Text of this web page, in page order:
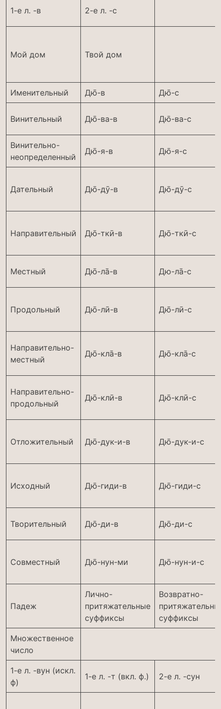
1-е л. -в 2-е л. -с
Мой дом Твой дом
Именительный Дю̄-в Дю̄-с
Винительный Дю̄-ва-в Дю̄-ва-с
Винительно-
неопределенный
Дю̄-я-в Дю̄-я-с
Дательный Дю̄-дӯ-в Дю̄-дӯ-с
Направительный Дю̄-ткӣ-в Дю̄-ткӣ-с
Местный Дю̄-ла̄-в Дю-ла̄-с
Продольный Дю̄-лӣ-в Дю̄-лӣ-с
Направительно-
местный
Дю̄-кла̄-в Дю̄-кла̄-с
Направительно-
продольный
Дю̄-клӣ-в Дю̄-клӣ-с
Отложительный Дю̄-дук-и-в Дю̄-дук-и-с
Исходный Дю̄-гиди-в Дю̄-гиди-с
Творительный Дю̄-ди-в Дю̄-ди-с
Совместный Дю̄-нун-ми Дю̄-нун-и-с
Падеж
Лично-
притяжательные
суффиксы
Возвратно-
суффиксы
Множественное
число
1-е л. -вун (искл.
ф)
1-е л. -т (вкл. ф.) 2-е л. -сун